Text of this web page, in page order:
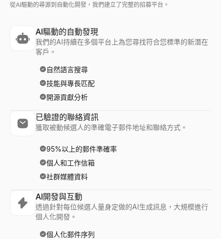
從AI驅動的尋源到自動化開發，我們建立了完整的招募平台。
AI驅動的自動發現
我們的AI持續在多個平台上為您尋找符合您標準的新潛在
客戶。
自然語言搜尋
技能與專長匹配
開源貢獻分析
已驗證的聯絡資訊
獲取被動候選人的準確電子郵件地址和聯絡方式。
95%以上的郵件準確率
個人和工作信箱
社群媒體資料
AI開發與互動
透過針對每位候選人量身定做的AI生成訊息，大規模進行
個人化開發。
個人化郵件序列